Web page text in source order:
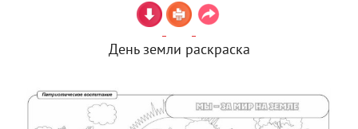
День земли раскраска